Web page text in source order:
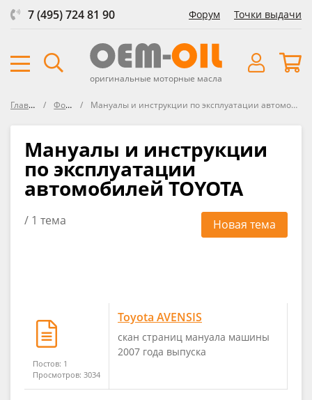
7 (495) 724 81 90 Форум Точки выдачи
оригинальные моторные масла
Главная Форум Мануалы и инструкции по эксплуатации автомобилей TOYOTA
Мануалы и инструкции
по эксплуатации
автомобилей TOYOTA
/ 1 тема Новая тема
Постов: 1
Просмотров: 3034
Toyota AVENSIS
скан страниц мануала машины
2007 года выпуска